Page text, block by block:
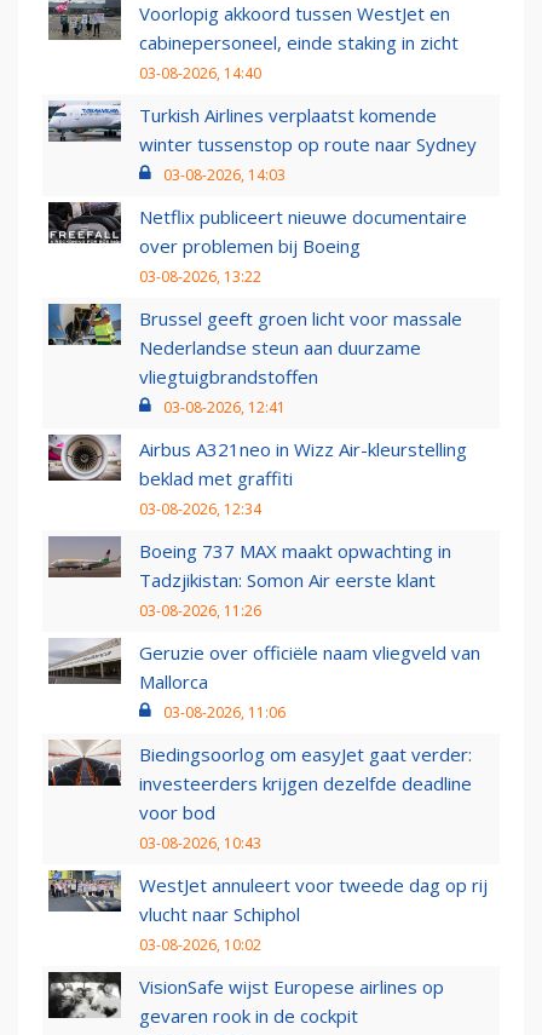
Voorlopig akkoord tussen WestJet en
cabinepersoneel, einde staking in zicht
03-08-2026, 14:40
Turkish Airlines verplaatst komende
winter tussenstop op route naar Sydney
03-08-2026, 14:03
Netflix publiceert nieuwe documentaire
over problemen bij Boeing
03-08-2026, 13:22
Brussel geeft groen licht voor massale
Nederlandse steun aan duurzame
vliegtuigbrandstoffen
03-08-2026, 12:41
Airbus A321neo in Wizz Air-kleurstelling
beklad met graffiti
03-08-2026, 12:34
Boeing 737 MAX maakt opwachting in
Tadzjikistan: Somon Air eerste klant
03-08-2026, 11:26
Geruzie over officiële naam vliegveld van
Mallorca
03-08-2026, 11:06
Biedingsoorlog om easyJet gaat verder:
investeerders krijgen dezelfde deadline
voor bod
03-08-2026, 10:43
WestJet annuleert voor tweede dag op rij
vlucht naar Schiphol
03-08-2026, 10:02
VisionSafe wijst Europese airlines op
gevaren rook in de cockpit